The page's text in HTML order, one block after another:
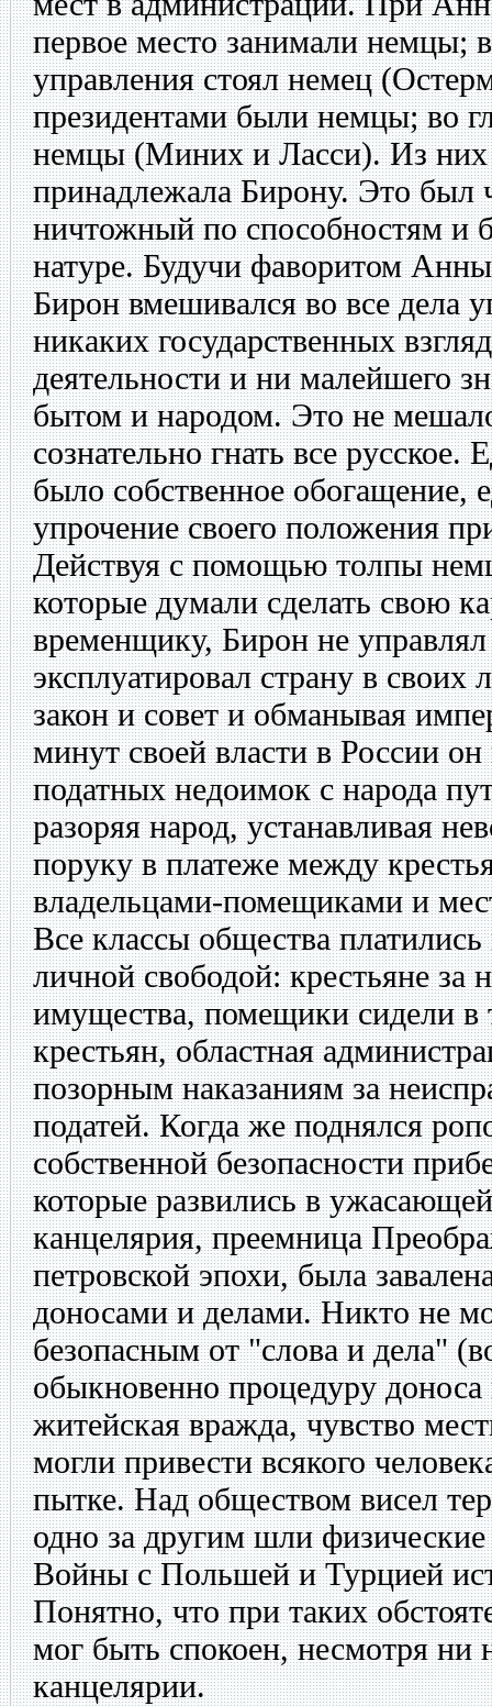
первое место занимали немцы;
управления стоял немец
президентами были немцы; во
немцы (Миних и Ласси). Из них
принадлежала Бирону. Это был
ничтожный по способностям и
натуре. Будучи фаворитом
Бирон вмешивался во все дела
никаких государственных
деятельности и ни малейшего
бытом и народом. Это не
сознательно гнать все русское.
было собственное обогащение,
упрочение своего положения
Действуя с помощью толпы
которые думали сделать свою
временщику, Бирон не управлял
эксплуатировал страну в своих
закон и совет и обманывая
минут своей власти в России
податных недоимок с народа
разоряя народ, устанавливая
поруку в платеже между
владельцами-помещиками и
Все классы общества
личной свободой: крестьяне за
имущества, помещики сидели в
крестьян, областная
позорным наказаниям за
податей. Когда же поднялся
собственной безопасности
которые развились в
канцелярия, преемница
петровской эпохи, была
доносами и делами. Никто не
безопасным от "слова и дела"
обыкновенно процедуру
житейская вражда, чувство
могли привести всякого
пытке. Над обществом висел
одно за другим шли
Войны с Польшей и Турцией
Понятно, что при таких
мог быть спокоен, несмотря ни
канцелярии.